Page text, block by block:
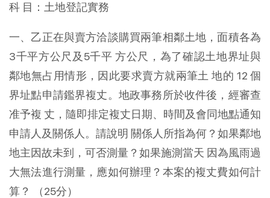
科 目：土地登記實務
一、乙正在與賣方洽談購買兩筆相鄰土地，面積各為
3千平方公尺及5千平 方公尺，為了確認土地界址與
鄰地無占用情形，因此要求賣方就兩筆土 地的 12 個
界址點申請鑑界複丈。地政事務所於收件後，經審查
准予複 丈，隨即排定複丈日期、時間及會同地點通知
申請人及關係人。請說明 關係人所指為何？如果鄰地
地主因故未到，可否測量？如果施測當天 因為風雨過
大無法進行測量，應如何辦理？本案的複丈費如何計
算？ （25分）